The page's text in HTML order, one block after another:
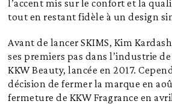
l’accent mis sur le confort et la
tout en restant fidèle à un design
Avant de lancer SKIMS, Kim
ses premiers pas dans l’industrie
KKW Beauty, lancée en 2017.
décision de fermer la marque en
fermeture de KKW Fragrance en